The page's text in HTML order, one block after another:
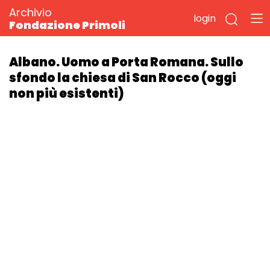
Archivio
Fondazione Primoli
login
Albano. Uomo a Porta Romana. Sullo
sfondo la chiesa di San Rocco (oggi
non più esistenti)